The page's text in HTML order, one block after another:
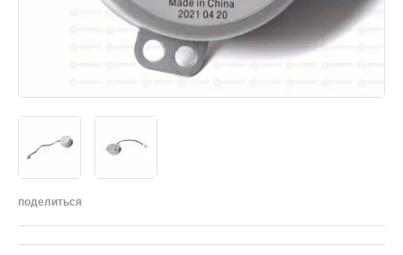
поделиться